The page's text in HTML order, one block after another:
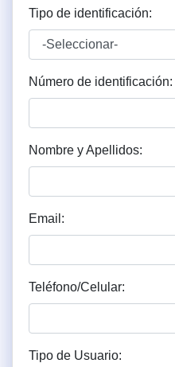
Tipo de identificación:
Número de identificación:
Nombre y Apellidos:
Email:
Teléfono/Celular:
Tipo de Usuario: